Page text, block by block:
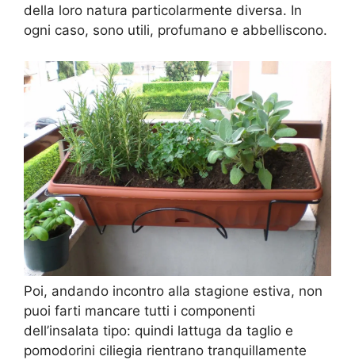
della loro natura particolarmente diversa. In
ogni caso, sono utili, profumano e abbelliscono.
Poi, andando incontro alla stagione estiva, non
puoi farti mancare tutti i componenti
dell’insalata tipo: quindi lattuga da taglio e
pomodorini ciliegia rientrano tranquillamente